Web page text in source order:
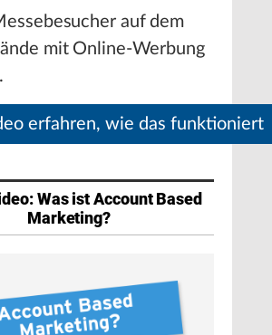
auf dem
mit Online-Werbung
erfahren, wie das funktioniert
Was ist Account Based
Marketing?